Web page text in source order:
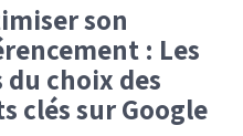
son
: Les
du choix des
clés sur Google